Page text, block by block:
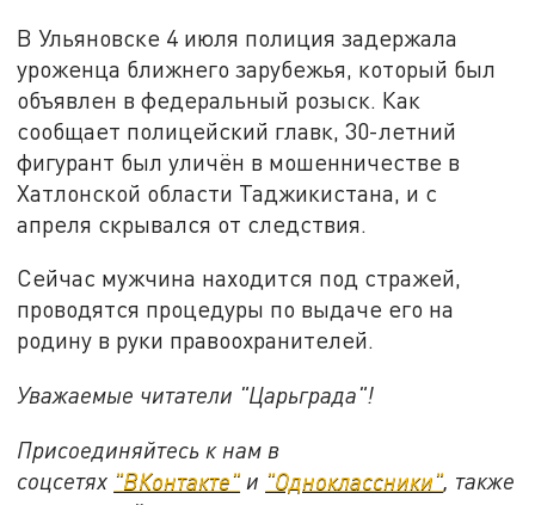
В Ульяновске 4 июля полиция задержала
уроженца ближнего зарубежья, который был
объявлен в федеральный розыск. Как
сообщает полицейский главк, 30-летний
фигурант был уличён в мошенничестве в
Хатлонской области Таджикистана, и с
апреля скрывался от следствия.
Сейчас мужчина находится под стражей,
проводятся процедуры по выдаче его на
родину в руки правоохранителей.
Уважаемые читатели "Царьграда"!
Присоединяйтесь к нам в
соцсетях "ВКонтакте" и "Одноклассники", также